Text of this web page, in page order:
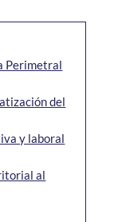
Perimetral
del
y laboral
al